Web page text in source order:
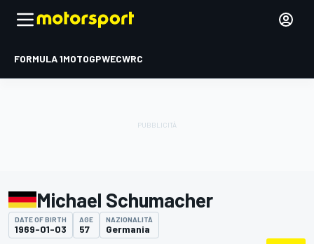
FORMULA 1MOTOGPWECWRC
Michael Schumacher
DATE OF BIRTH
1969-01-03
AGE
57
NAZIONALITÀ
Germania